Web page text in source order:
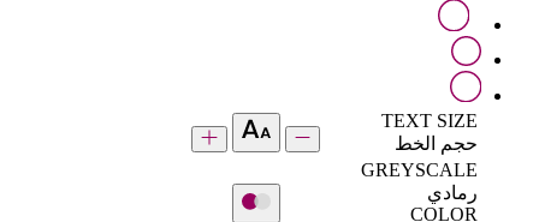
TEXT SIZE
حجم الخط
GREYSCALE
رمادي
COLOR